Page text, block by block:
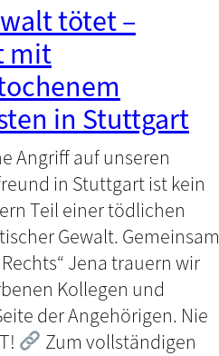
tötet –
mit
in Stuttgart
Angriff auf unseren
in Stuttgart ist kein
Teil einer tödlichen
Gewalt. Gemeinsam
Jena trauern wir
Kollegen und
der Angehörigen. Nie
Zum vollständigen